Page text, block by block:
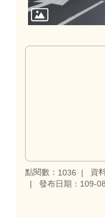
點閱數： 1036 資
發布日期：109-